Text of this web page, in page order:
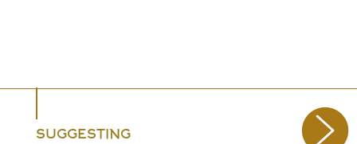
SUGGESTING